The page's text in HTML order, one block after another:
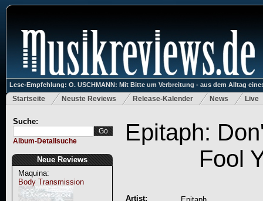
Lese-Empfehlung: O. USCHMANN: Mit Bitte um Verbreitung - aus dem Alltag
Startseite Neuste Reviews Release-Kalender News Live
Suche:
Album-Detailsuche
Neue Reviews
Maquina:
Body Transmission
Epitaph:
Fool
Artist: